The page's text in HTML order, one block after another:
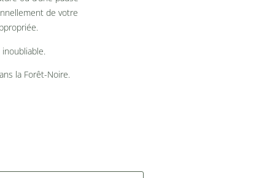
de votre
la Forêt-Noire.